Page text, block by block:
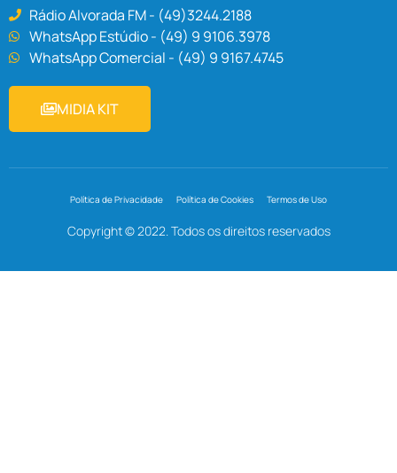
Rádio Alvorada FM - (49)3244.2188
WhatsApp Estúdio - (49) 9 9106.3978
WhatsApp Comercial - (49) 9 9167.4745
MIDIA KIT
Política de Privacidade Política de Cookies Termos de Uso
Copyright © 2022. Todos os direitos reservados